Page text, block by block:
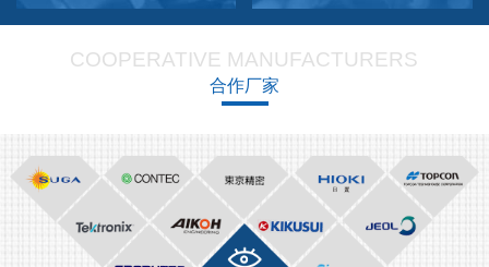
COOPERATIVE MANUFACTURERS
合作厂家